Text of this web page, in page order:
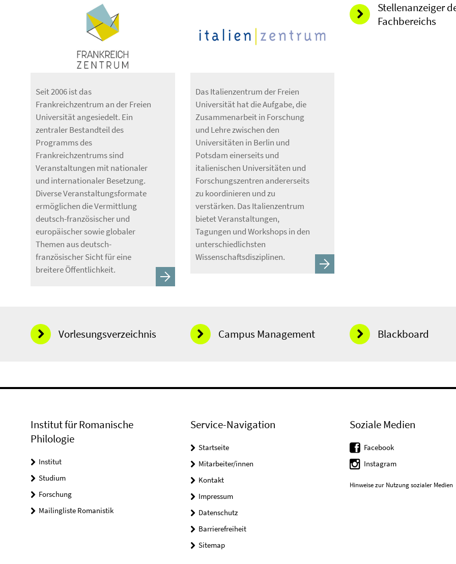
Seit 2006 ist das
Frankreichzentrum an der Freien
Universität angesiedelt. Ein
zentraler Bestandteil des
Programms des
Frankreichzentrums sind
Veranstaltungen mit nationaler
und internationaler Besetzung.
Diverse Veranstaltungsformate
ermöglichen die Vermittlung
deutsch-französischer und
europäischer sowie globaler
Themen aus deutsch-
französischer Sicht für eine
breitere Öffentlichkeit.
Das Italienzentrum der Freien
Universität hat die Aufgabe, die
Zusammenarbeit in Forschung
und Lehre zwischen den
Universitäten in Berlin und
Potsdam einerseits und
italienischen Universitäten und
Forschungszentren andererseits
zu koordinieren und zu
verstärken. Das Italienzentrum
bietet Veranstaltungen,
Tagungen und Workshops in den
unterschiedlichsten
Wissenschaftsdisziplinen.
Stellenanzeiger
Fachbereichs
Vorlesungsverzeichnis Campus Management Blackboard
Institut für Romanische
Philologie
Institut
Studium
Forschung
Mailingliste Romanistik
Service-Navigation
Startseite
Mitarbeiter/innen
Kontakt
Impressum
Datenschutz
Barrierefreiheit
Sitemap
Soziale Medien
Facebook
Instagram
Hinweise zur Nutzung sozialer Medien